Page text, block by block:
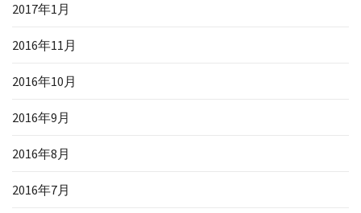
2017年1月
2016年11月
2016年10月
2016年9月
2016年8月
2016年7月